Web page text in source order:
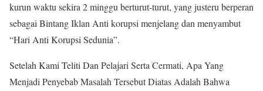
kurun waktu sekira 2 minggu berturut-turut, yang justeru berperan
sebagai Bintang Iklan Anti korupsi menjelang dan menyambut
“Hari Anti Korupsi Sedunia”.
Setelah Kami Teliti Dan Pelajari Serta Cermati, Apa Yang
Menjadi Penyebab Masalah Tersebut Diatas Adalah Bahwa